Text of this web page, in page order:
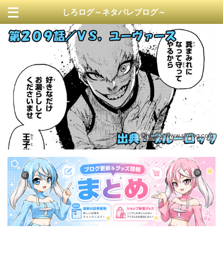
しろログ～ネタバレブログ～
https://www.sirolog.com